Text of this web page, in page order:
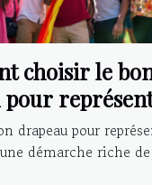
choisir le
pour
drapeau pour
démarche riche